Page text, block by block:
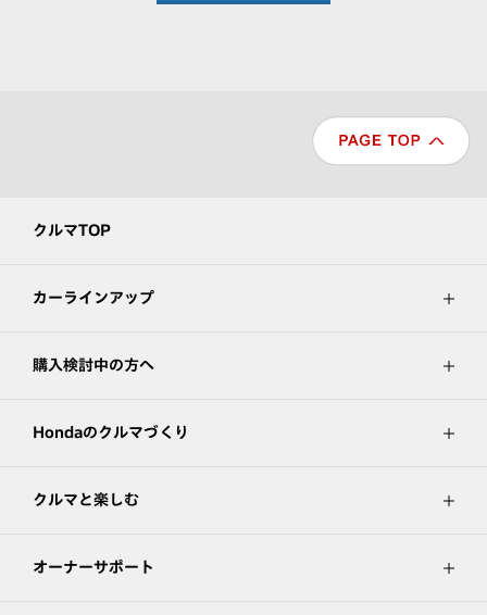
クルマTOP
カーラインアップ
購入検討中の方へ
Hondaのクルマづくり
クルマと楽しむ
オーナーサポート